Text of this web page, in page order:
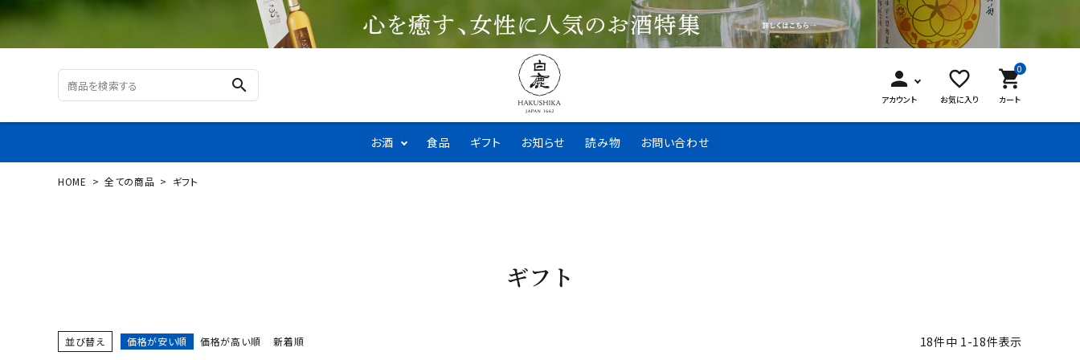
search person
アカウント
favorite_border
お気に入り
0
shopping_cart
カート
お酒 食品 ギフト お知らせ 読み物 お問い合わせ
ログイン 新規会員登録
すべての商品
HOME 全ての商品 ギフト
ギフト
並び替え 価格が安い順 価格が高い順 新着順 18件中 1-18件表示